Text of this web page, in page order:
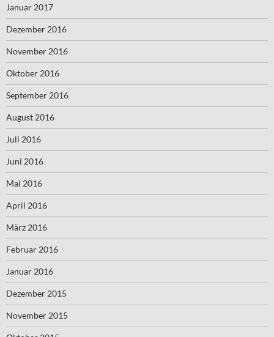
Januar 2017
Dezember 2016
November 2016
Oktober 2016
September 2016
August 2016
Juli 2016
Juni 2016
Mai 2016
April 2016
März 2016
Februar 2016
Januar 2016
Dezember 2015
November 2015